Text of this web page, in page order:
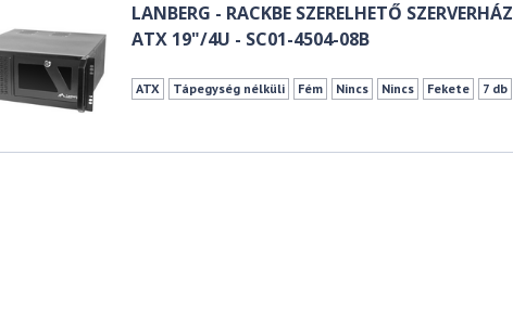
LANBERG - RACKBE SZERELHETŐ SZERVERHÁZ
ATX 19"/4U - SC01-4504-08B
ATX Tápegység nélküli Fém Nincs Nincs Fekete 7 db